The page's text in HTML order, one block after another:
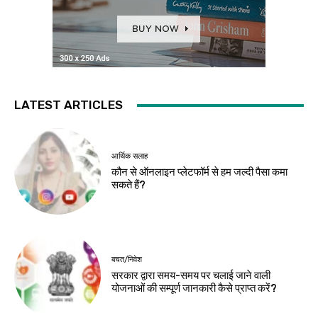
LATEST ARTICLES
आर्थिक सलाह
कौन से ऑनलाइन प्लेटफॉर्म से हम जल्दी पैसा कमा
सकते हैं?
बचत/निवेश
सरकार द्वारा समय-समय पर चलाई जाने वाली
योजनाओं की सम्पूर्ण जानकारी कैसे प्राप्त करें?